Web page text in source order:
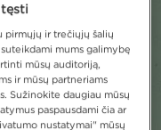
pirmųjų ir trečiųjų šalių
mums galimybę
mūsų auditoriją,
ir mūsų partneriams
Sužinokite daugiau mūsų
paspausdami čia ar
nustatymai" mūsų